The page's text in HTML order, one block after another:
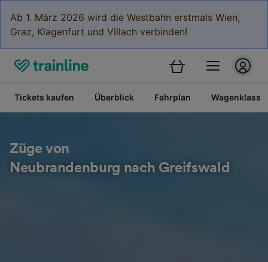
Ab 1. März 2026 wird die Westbahn erstmals Wien,
Graz, Klagenfurt und Villach verbinden!
Tickets kaufen Überblick Fahrplan
Züge von
Neubrandenburg nach Greifswald